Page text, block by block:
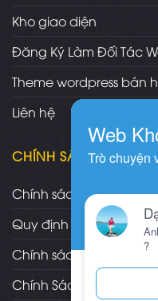
Kho giao diện
Đăng Ký Làm Đối Tác
Theme wordpress bán
Liên hệ
CHÍNH SÁCH
Chính sách và quy
Quy định và hình thức
Chính sách vận
Chính Sách Bảo Hành,